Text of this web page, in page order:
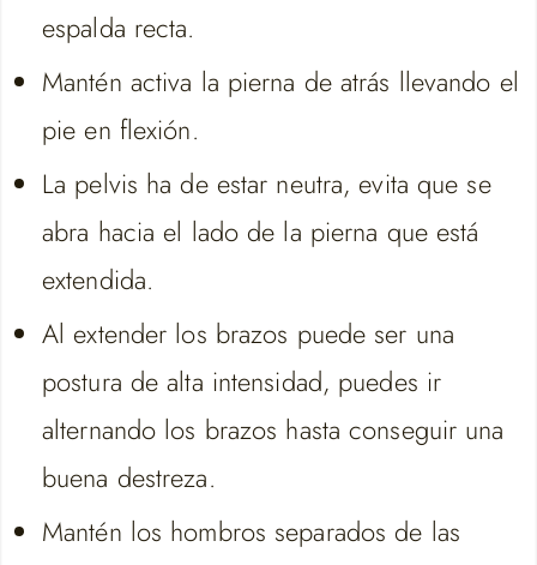
espalda recta.
Mantén activa la pierna de atrás llevando el
pie en flexión.
La pelvis ha de estar neutra, evita que se
abra hacia el lado de la pierna que está
extendida.
Al extender los brazos puede ser una
postura de alta intensidad, puedes ir
alternando los brazos hasta conseguir una
buena destreza.
Mantén los hombros separados de las